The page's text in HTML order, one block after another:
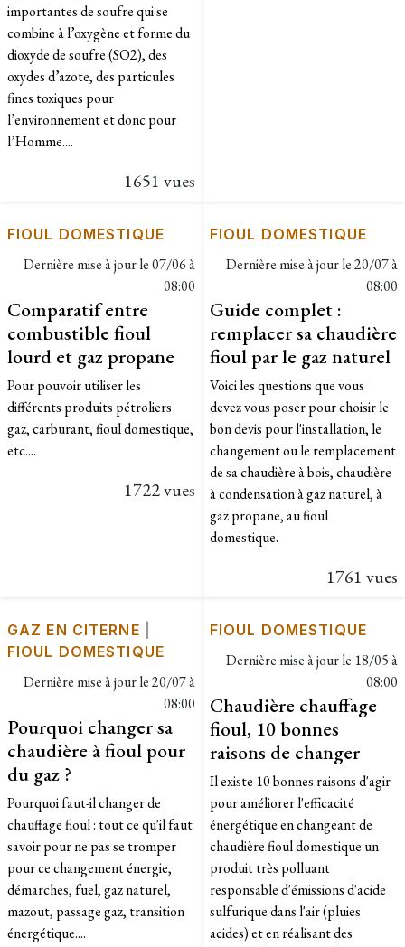
importantes de soufre qui se
combine à l’oxygène et forme du
dioxyde de soufre (SO2), des
oxydes d’azote, des particules
fines toxiques pour
l’environnement et donc pour
l’Homme....
1651 vues
FIOUL DOMESTIQUE
Dernière mise à jour le07/06 à
08:00
Comparatif entre
combustible fioul
lourd et gaz propane
Pour pouvoir utiliser les
différents produits pétroliers
gaz, carburant, fioul domestique,
etc....
1722 vues
FIOUL DOMESTIQUE
Dernière mise à jour le20/07 à
08:00
Guide complet :
remplacer sa chaudière
fioul par le gaz naturel
Voici les questions que vous
devez vous poser pour choisir le
bon devis pour l'installation, le
changement ou le remplacement
de sa chaudière à bois, chaudière
à condensation à gaz naturel, à
gaz propane, au fioul
domestique.
1761 vues
GAZ EN CITERNE
FIOUL DOMESTIQUE
Dernière mise à jour le20/07 à
08:00
Pourquoi changer sa
chaudière à fioul pour
du gaz ?
Pourquoi faut-il changer de
chauffage fioul : tout ce qu'il faut
savoir pour ne pas se tromper
pour ce changement énergie,
démarches, fuel, gaz naturel,
mazout, passage gaz, transition
énergétique....
FIOUL DOMESTIQUE
Dernière mise à jour le 18/05 à
08:00
Chaudière chauffage
fioul, 10 bonnes
raisons de changer
Il existe 10 bonnes raisons d'agir
pour améliorer l'efficacité
énergétique en changeant de
chaudière fioul domestique un
produit très polluant
responsable d'émissions d'acide
sulfurique dans l'air (pluies
acides) et en réalisant des